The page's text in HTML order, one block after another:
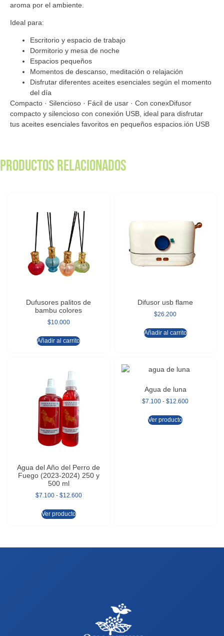
aroma por el ambiente.
Ideal para:
Escritorio y espacio de trabajo
Dormitorio y mesa de noche
Espacios pequeños
Momentos de descanso, meditación o relajación
Disfrutar diferentes aceites esenciales según el momento
del día
Compacto · Silencioso · Fácil de usar · Con conexDifusor
compacto y silencioso con conexión USB, ideal para disfrutar
tus aceites esenciales favoritos en pequeños espacios.ión USB
Productos relacionados
Dufusores palitos de
bambu colores
$10.000
Añadir al carrito
Difusor usb flame
$26.200
Añadir al carrito
Agua del Año del Perro de
Fuego (2023-2024) 250 y
500 ml
$7.100 - $12.600
Ver producto
Agua de luna
$7.100 - $12.600
Ver producto